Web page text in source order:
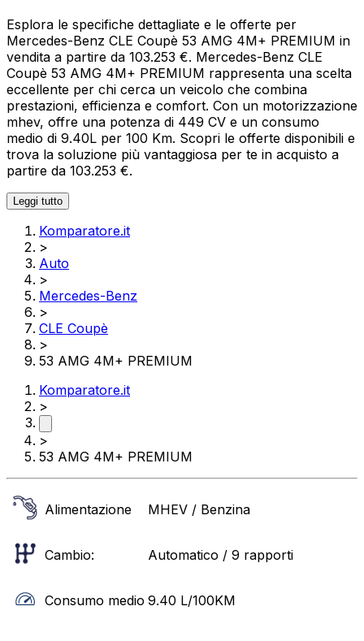
Esplora le specifiche dettagliate e le offerte per
Mercedes-Benz CLE Coupè 53 AMG 4M+ PREMIUM in
vendita a partire da 103.253 €. Mercedes-Benz CLE
Coupè 53 AMG 4M+ PREMIUM rappresenta una scelta
eccellente per chi cerca un veicolo che combina
prestazioni, efficienza e comfort. Con un motorizzazione
mhev, offre una potenza di 449 CV e un consumo
medio di 9.40L per 100 Km. Scopri le offerte disponibili e
trova la soluzione più vantaggiosa per te in acquisto a
partire da 103.253 €.
Leggi tutto
Komparatore.it
>
Auto
>
Mercedes-Benz
>
CLE Coupè
>
53 AMG 4M+ PREMIUM
Komparatore.it
>
>
53 AMG 4M+ PREMIUM
Alimentazione MHEV / Benzina
Cambio: Automatico / 9 rapporti
Consumo medio 9.40 L/100KM